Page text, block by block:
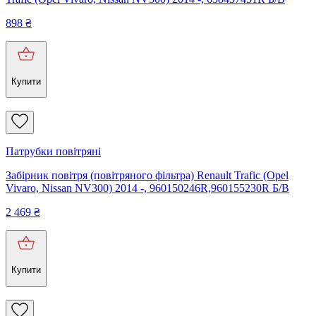
898 ₴
Купити
Патрубки повітряні
Забірник повітря (повітряного фільтра) Renault Trafic (Opel
Vivaro, Nissan NV300) 2014 -, 960150246R,960155230R Б/В
2 469 ₴
Купити